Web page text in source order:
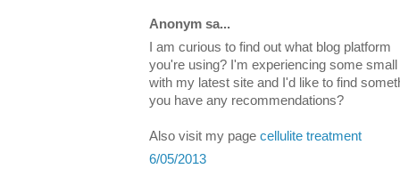
Anonym sa...
I am curious to find out what blog platform
you're using? I'm experiencing some
with my latest site and I'd like to find
you have any recommendations?
Also visit my page cellulite treatment
6/05/2013